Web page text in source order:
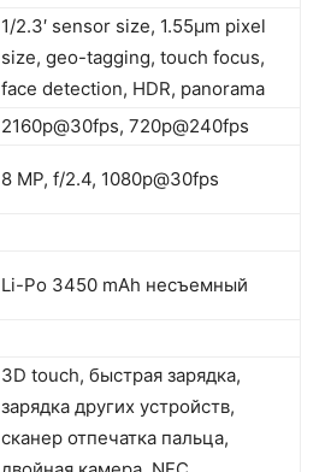
1/2.3′ sensor size, 1.55µm pixel
size, geo-tagging, touch focus,
face detection, HDR, panorama
2160p@30fps, 720p@240fps
8 MP, f/2.4, 1080p@30fps
Li-Po 3450 mAh несъемный
3D touch, быстрая зарядка,
зарядка других устройств,
сканер отпечатка пальца,